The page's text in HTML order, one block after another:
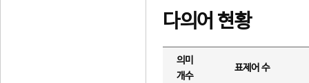
다의어 현황
의미
개수
표제어 수